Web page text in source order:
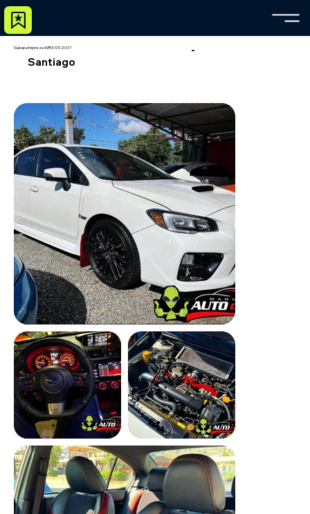
Subaru Impreza WRX STI 2017
Santiago
-